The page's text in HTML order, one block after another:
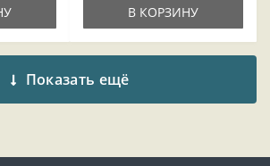
В КОРЗИНУ
Показать ещё